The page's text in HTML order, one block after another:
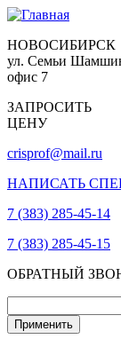
НОВОСИБИРСК
ул. Семьи
офис 7
ЗАПРОСИТЬ
ЦЕНУ
crisprof@mail.ru
НАПИСАТЬ
7 (383) 285-45-14
7 (383) 285-45-15
ОБРАТНЫЙ